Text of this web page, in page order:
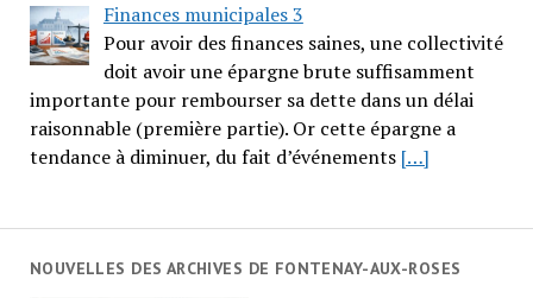
Finances municipales 3
Pour avoir des finances saines, une collectivité
doit avoir une épargne brute suffisamment
importante pour rembourser sa dette dans un délai
raisonnable (première partie). Or cette épargne a
tendance à diminuer, du fait d’événements […]
NOUVELLES DES ARCHIVES DE FONTENAY-AUX-ROSES